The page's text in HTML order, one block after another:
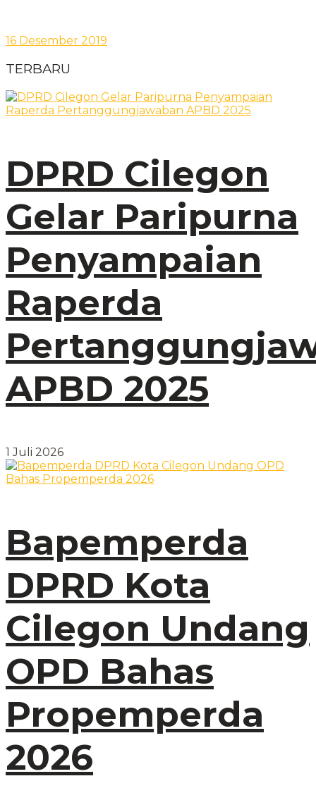
16 Desember 2019
TERBARU
DPRD Cilegon
Gelar Paripurna
Penyampaian
Raperda
APBD 2025
1 Juli 2026
Bapemperda
DPRD Kota
Cilegon Undang
OPD Bahas
Propemperda
2026